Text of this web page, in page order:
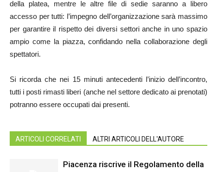
della platea, mentre le altre file di sedie saranno a libero
accesso per tutti: l’impegno dell’organizzazione sarà massimo
per garantire il rispetto dei diversi settori anche in uno spazio
ampio come la piazza, confidando nella collaborazione degli
spettatori.
Si ricorda che nei 15 minuti antecedenti l’inizio dell’incontro,
tutti i posti rimasti liberi (anche nel settore dedicato ai prenotati)
potranno essere occupati dai presenti.
ARTICOLI CORRELATI ALTRI ARTICOLI DELL'AUTORE
Piacenza riscrive il Regolamento della